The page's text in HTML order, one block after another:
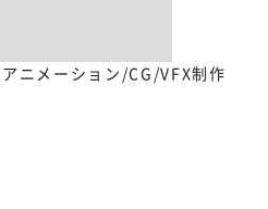
アニメーション/CG/VFX制作